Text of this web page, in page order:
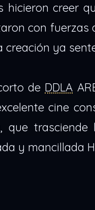
hicieron creer
con fuerzas
creación ya
de DDLA
cine
que
y mancillada